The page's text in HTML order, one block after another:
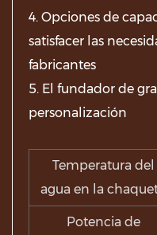
4. Opciones de
satisfacer las
fabricantes
5. El fundador de
personalización
Temperatura del
agua en la
Potencia de